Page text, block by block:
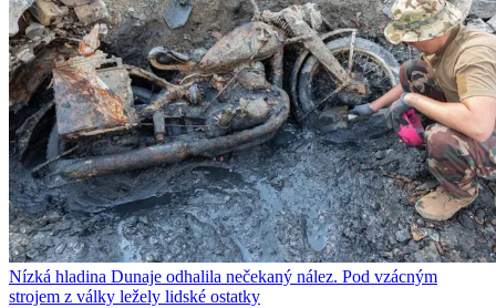
Nízká hladina Dunaje odhalila nečekaný nález. Pod vzácným
strojem z války ležely lidské ostatky